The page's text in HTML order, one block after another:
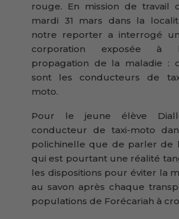
rouge. En mission de travail
mardi 31 mars dans la
notre reporter a interrogé
corporation exposée à
propagation de la maladie :
sont les conducteurs de
moto.
Pour le jeune élève
conducteur de taxi-moto
polichinelle que de parler de
qui est pourtant une réalité
les dispositions pour éviter la
au savon après chaque
populations de Forécariah à